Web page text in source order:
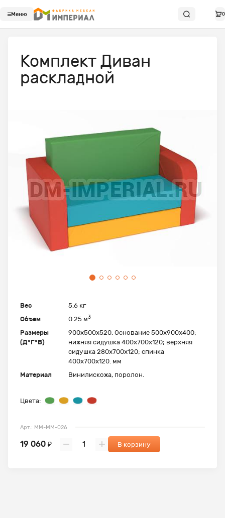
Меню 0
Вес
5.6 кг
Объем
0.25 м3
Размеры
(Д*Г*В)
900х500х520. Основание 500х900х400;
нижняя сидушка 400х700х120; верхняя
сидушка 280х700х120; спинка
400х700х120. мм
Материал
Винилискожа, поролон.
Цвета:
Арт.: ММ-ММ-026
19 060 ₽ В корзину
Комплект Диван
раскладной